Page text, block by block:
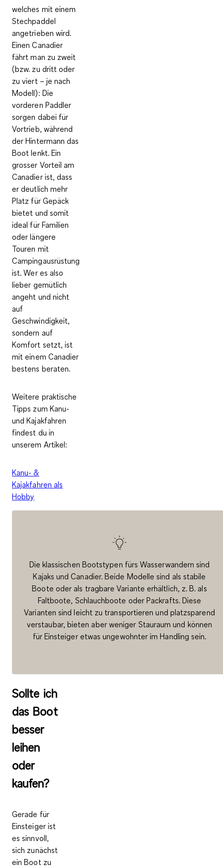
welches mit einem
Stechpaddel
angetrieben wird.
Einen Canadier
fährt man zu zweit
(bzw. zu dritt oder
zu viert – je nach
Modell): Die
vorderen Paddler
sorgen dabei für
Vortrieb, während
der Hintermann das
Boot lenkt. Ein
grosser Vorteil am
Canadier ist, dass
er deutlich mehr
Platz für Gepäck
bietet und somit
ideal für Familien
oder längere
Touren mit
Campingausrüstung
ist. Wer es also
lieber gemütlich
angeht und nicht
auf
Geschwindigkeit,
sondern auf
Komfort setzt, ist
mit einem Canadier
bestens beraten.
Weitere praktische
Tipps zum Kanu-
und Kajakfahren
findest du in
unserem Artikel:
Kanu- &
Kajakfahren als
Hobby
Die klassischen Bootstypen fürs Wasserwandern sind
Kajaks und Canadier. Beide Modelle sind als stabile
Boote oder als tragbare Variante erhältlich, z. B. als
Faltboote, Schlauchboote oder Packrafts. Diese
Varianten sind leicht zu transportieren und platzsparend
verstaubar, bieten aber weniger Stauraum und können
für Einsteiger etwas ungewohnter im Handling sein.
Sollte ich
das Boot
besser
leihen
oder
kaufen?
Gerade für
Einsteiger ist
es sinnvoll,
sich zunächst
ein Boot zu